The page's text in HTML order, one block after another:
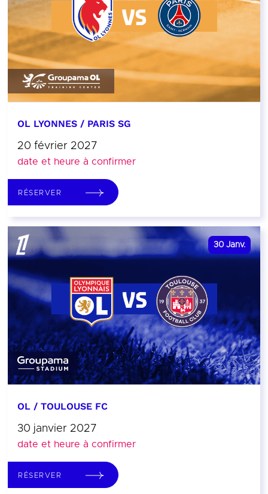
OL LYONNES / PARIS SG
20 février 2027
date et heure à confirmer
RÉSERVER
30 Janv.
OL / TOULOUSE FC
30 janvier 2027
date et heure à confirmer
RÉSERVER